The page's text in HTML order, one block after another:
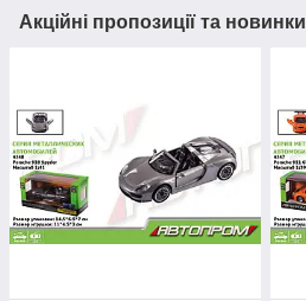
Акційні пропозиції та новинки